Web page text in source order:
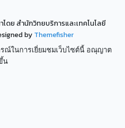
ดย สำนักวิทยบริการและเทคโนโลยี
by Themefisher
รณ์ในการเยี่ยมชมเว็บไซต์นี้ อณุญาต
น